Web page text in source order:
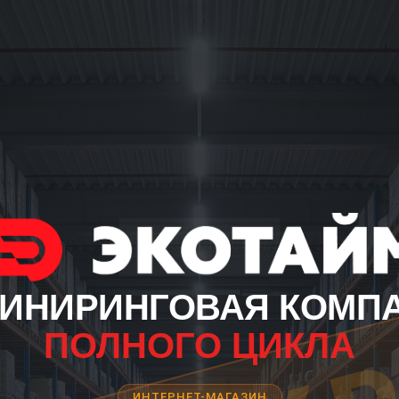
ПОЛНОГО ЦИКЛА
ИНТЕРНЕТ-МАГАЗИН